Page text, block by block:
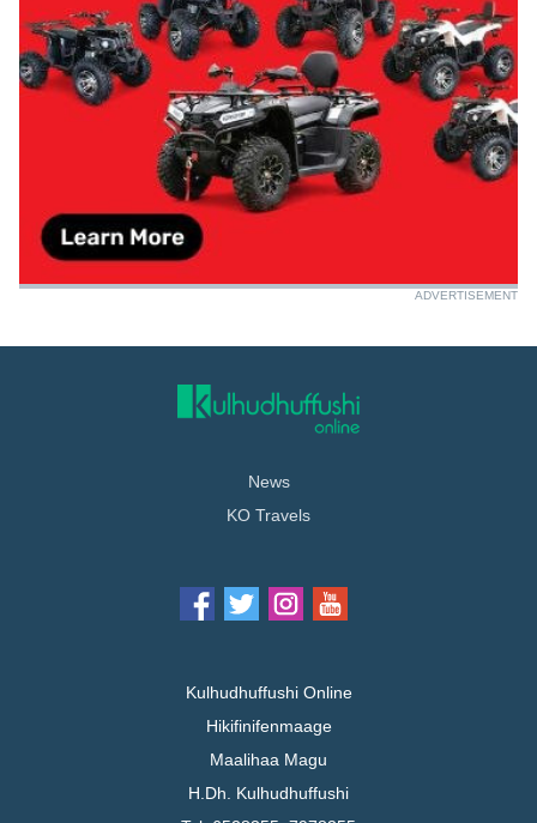
ADVERTISEMENT
News
KO Travels
Kulhudhuffushi Online
Hikifinifenmaage
Maalihaa Magu
H.Dh. Kulhudhuffushi